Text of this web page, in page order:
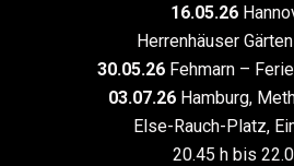
16.05.26
Herrenhäuser
30.05.26Fehmarn –
03.07.26 Hamburg,
Else-Rauch-Platz,
20.45 h bis